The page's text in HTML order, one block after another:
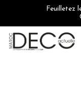
Feuilletez